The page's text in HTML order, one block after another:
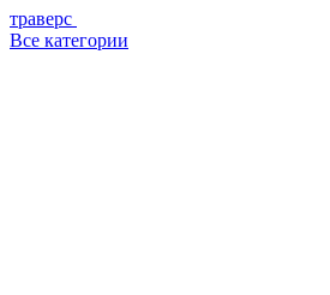
траверс
Все категории